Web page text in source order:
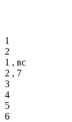
1
2
1 , вс
2 , 7
3
4
5
6